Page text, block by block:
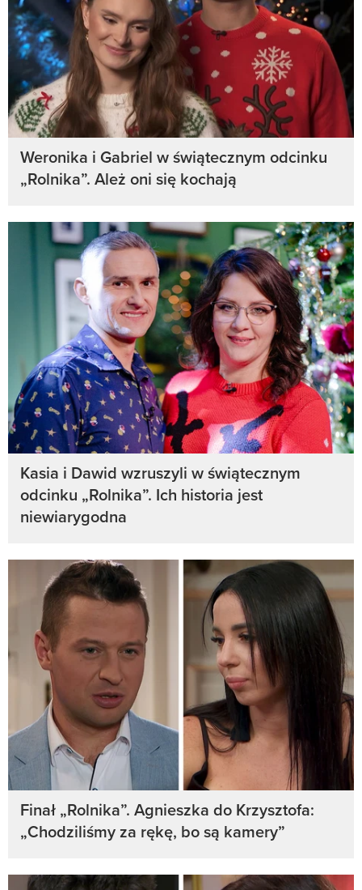
Weronika i Gabriel w świątecznym odcinku
„Rolnika”. Ależ oni się kochają
Kasia i Dawid wzruszyli w świątecznym
odcinku „Rolnika”. Ich historia jest
niewiarygodna
Finał „Rolnika”. Agnieszka do Krzysztofa:
„Chodziliśmy za rękę, bo są kamery”